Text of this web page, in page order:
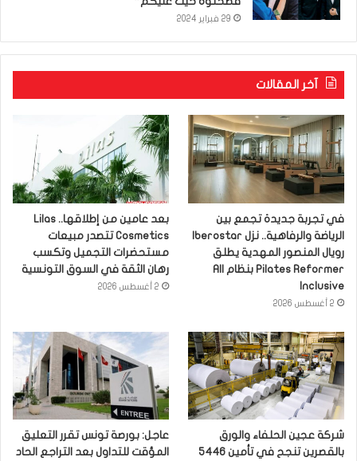
29 فبراير 2024
آخر المقالات
في تجربة جديدة تجمع بين
رويال المنصور المهدية يطلق
Pilates Reformer بنظام All
Inclusive
2 أغسطس 2026
بعد عامين من إطلاقها.. Lilas
Cosmetics تتصدر مبيعات
مستحضرات التجميل وتكسب
رهان الثقة في السوق التونسية
2 أغسطس 2026
شركة عجين الحلفاء والورق
بالقصرين تنجح في تأمين 5446
عاجل: بورصة تونس تقرر التعليق
المؤقت للتداول بعد التراجع الحاد